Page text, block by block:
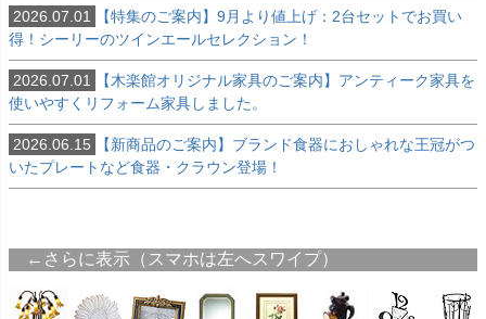
2026.07.01
【特集のご案内】9月より値上げ：2台セットでお買い
得！シーリーのツインエールセレクション！
2026.07.01
【木楽館オリジナル家具のご案内】アンティーク家具を
使いやすくリフォーム家具しました。
2026.06.15
【新商品のご案内】ブランド食器におしゃれな王冠がつ
いたプレートなど食器・クラウン登場！